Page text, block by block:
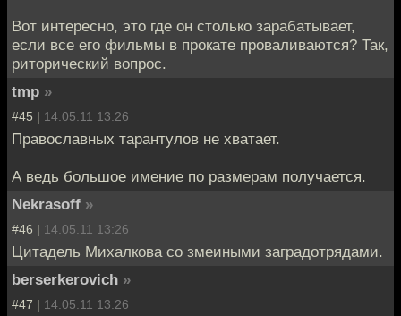
Вот интересно, это где он столько зарабатывает,
если все его фильмы в прокате проваливаются? Так,
риторический вопрос.
tmp »
#45 | 14.05.11 13:26
Православных тарантулов не хватает.
А ведь большое имение по размерам получается.
Nekrasoff »
#46 | 14.05.11 13:26
Цитадель Михалкова со змеиными заградотрядами.
berserkerovich »
#47 | 14.05.11 13:26